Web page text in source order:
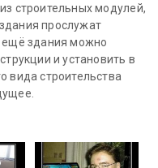
строительных модулей,
прослужат
ещё здания можно
и установить в
вида строительства